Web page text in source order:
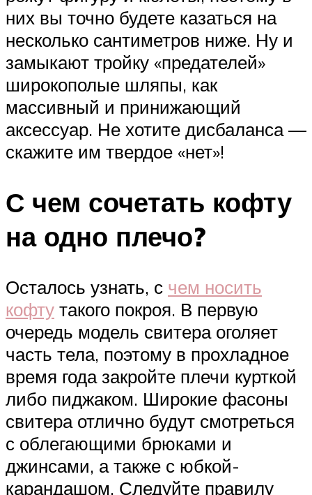
них вы точно будете казаться на
несколько сантиметров ниже. Ну и
замыкают тройку «предателей»
широкополые шляпы, как
массивный и принижающий
аксессуар. Не хотите дисбаланса —
скажите им твердое «нет»!
С чем сочетать кофту
на одно плечо?
Осталось узнать, с чем носить
кофту такого покроя. В первую
очередь модель свитера оголяет
часть тела, поэтому в прохладное
время года закройте плечи курткой
либо пиджаком. Широкие фасоны
свитера отлично будут смотреться
с облегающими брюками и
джинсами, а также с юбкой-
карандашом. Следуйте правилу